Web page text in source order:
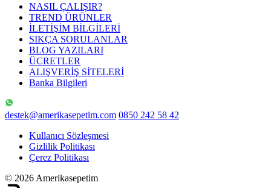
NASIL ÇALIŞIR?
TREND ÜRÜNLER
İLETİŞİM BİLGİLERİ
SIKÇA SORULANLAR
BLOG YAZILARI
ÜCRETLER
ALIŞVERİŞ SİTELERİ
Banka Bilgileri
destek@amerikasepetim.com 0850 242 58 42
Kullanıcı Sözleşmesi
Gizlilik Politikası
Çerez Politikası
© 2026 Amerikasepetim